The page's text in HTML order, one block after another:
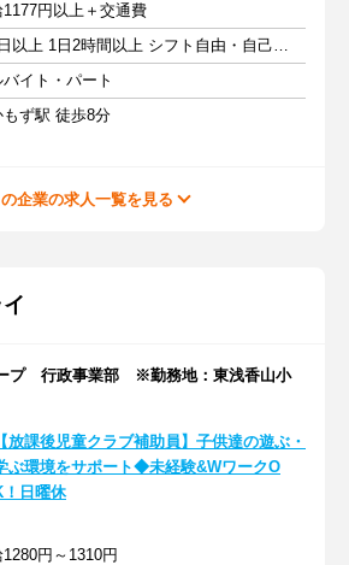
1177円以上＋交通費
週3日以上 1日2時間以上 シフト自由・自己申告
バイト・パート
もず駅 徒歩8分
企業の求人一覧を見る
プ 行政事業部 ※勤務地：東浅香山小
【放課後児童クラブ補助員】子供達の遊ぶ・
ぶ環境をサポート◆未経験&WワークO
！日曜休
円～1310円